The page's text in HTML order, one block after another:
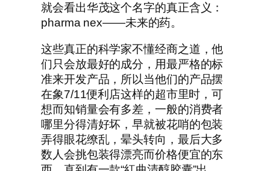
就会看出华茂这个名字的真正含义：
pharma nex——未来的药。
这些真正的科学家不懂经商之道，他
们只会放最好的成分，用最严格的标
准来开发产品，所以当他们的产品摆
在象7/11便利店这样的超市里时，可
想而知销量会有多差，一般的消费者
哪里分得清好坏，早就被花哨的包装
弄得眼花缭乱，晕头转向，最后大多
数人会挑包装得漂亮而价格便宜的东